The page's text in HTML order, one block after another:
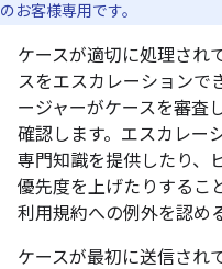
のお客様専用です。
ケースが適切に処理され
スをエスカレーションで
ージャーがケースを審査
確認します。エスカレー
専門知識を提供したり、
優先度を上げたりするこ
利用規約への例外を認め
ケースが最初に送信され